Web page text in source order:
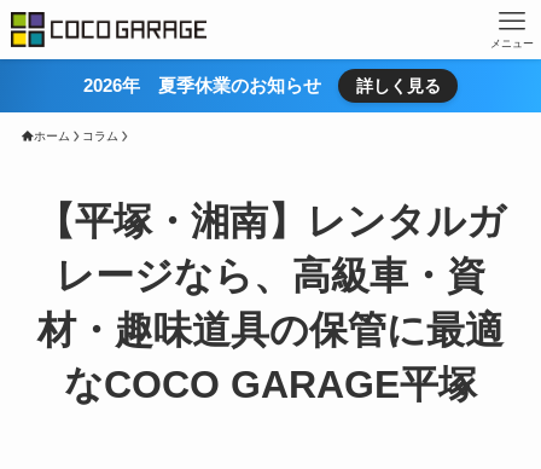
メニュー
2026年 夏季休業のお知らせ 詳しく見る
ホーム コラム
【平塚・湘南】レンタルガ
レージなら、高級車・資
材・趣味道具の保管に最適
なCOCO GARAGE平塚